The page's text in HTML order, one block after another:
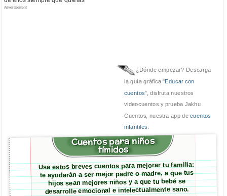
Advertisement
¿Dónde empezar? Descarga
la guía gráfica "Educar con
cuentos", disfruta nuestros
videocuentos y prueba Jakhu
Cuentos, nuestra app decuentos
infantiles.
Cuentos para niños
tímidos
Usa estos breves cuentos para mejorar tu familia:
te ayudarán a ser mejor padre o madre, a que tus
hijos sean mejores niños y a que tu bebé se
desarrolle emocional e intelectualmente sano.